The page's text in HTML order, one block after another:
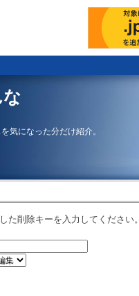
気になった分だけ紹介。
た削除キーを入力してください。